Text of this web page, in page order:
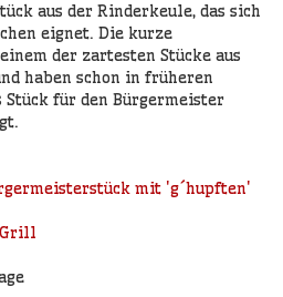
aus der Rinderkeule, das sich
eignet. Die kurze
der zartesten Stücke aus
haben schon in früheren
Stück für den Bürgermeister
mit 'g´hupften'